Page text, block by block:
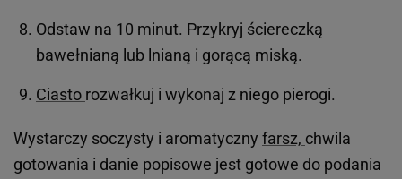
Odstaw na 10 minut. Przykryj ściereczką
bawełnianą lub lnianą i gorącą miską.
Ciasto rozwałkuj i wykonaj z niego pierogi.
Wystarczy soczysty i aromatyczny farsz, chwila
gotowania i danie popisowe jest gotowe do podania